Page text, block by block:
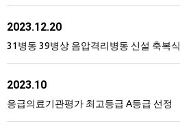
2023.12.20
31병동 39병상 음압격리병동 신설 축복식
2023.10
응급의료기관평가 최고등급 A등급 선정